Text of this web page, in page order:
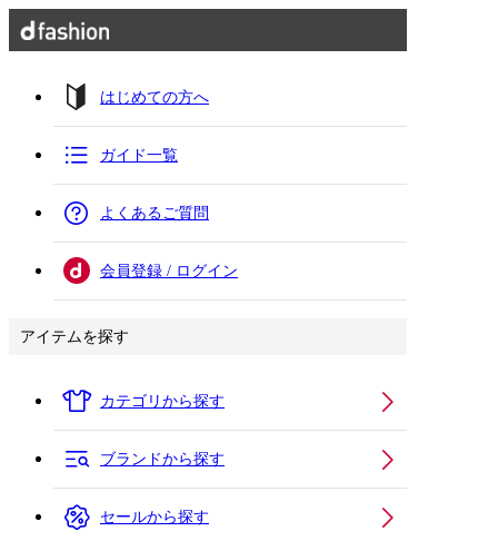
はじめての方へ
ガイド一覧
よくあるご質問
会員登録 / ログイン
アイテムを探す
カテゴリから探す
ブランドから探す
セールから探す